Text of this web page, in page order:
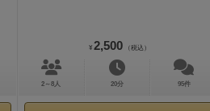
積が少なくなっており、結果として更に
ですが、ゲーム性としては通常サイズの
るいは両方買ってツインタワーを建築す
に関しては最高の結果をもたらすかもしれ
¥ 2,500 （税込）
2～8人 20分 95件